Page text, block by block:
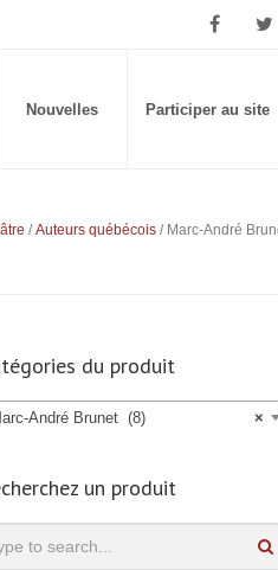
Nouvelles Participer au site
/Auteurs québécois / Marc-André
du produit
×
André Brunet (8)
un produit